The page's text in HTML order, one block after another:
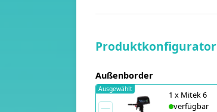
Produktkonfigurator
Außenborder
1 x Mitek 6
verfügbar
Ausgewählt